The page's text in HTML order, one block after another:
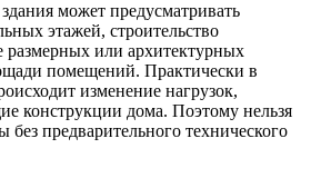
может предусматривать
этажей, строительство
размерных или архитектурных
помещений. Практически в
изменение нагрузок,
конструкции дома. Поэтому нельзя
без предварительного технического